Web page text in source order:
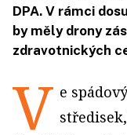
DPA. V rámci
by měly drony
zdravotnických
V e